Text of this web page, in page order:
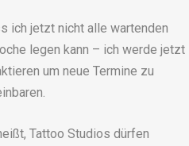
ich jetzt nicht alle wartenden
legen kann – ich werde jetzt
um neue Termine zu
Tattoo Studios dürfen